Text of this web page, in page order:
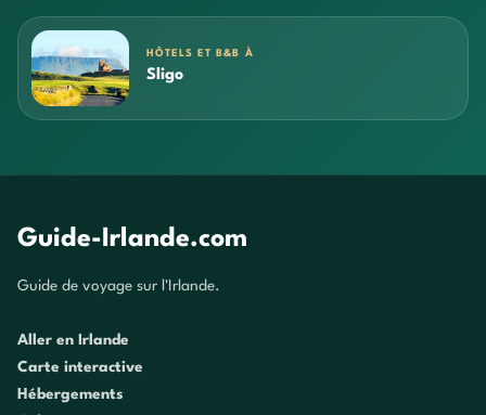
HÔTELS ET B&B À
Sligo
Guide-Irlande.com
Guide de voyage sur l'Irlande.
Aller en Irlande
Carte interactive
Hébergements